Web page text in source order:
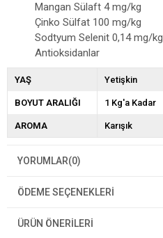
Mangan Sülaft 4 mg/kg
Çinko Sülfat 100 mg/kg
Sodtyum Selenit 0,14 mg/kg
Antioksidanlar
YAŞ Yetişkin
BOYUT ARALIĞI 1 Kg'a Kadar
AROMA Karışık
YORUMLAR(0)
ÖDEME SEÇENEKLERI
ÜRÜN ÖNERILERI